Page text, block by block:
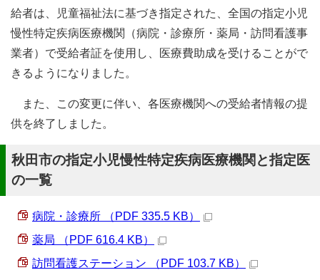
給者は、児童福祉法に基づき指定された、全国の指定小児
慢性特定疾病医療機関（病院・診療所・薬局・訪問看護事
業者）で受給者証を使用し、医療費助成を受けることがで
きるようになりました。
また、この変更に伴い、各医療機関への受給者情報の提
供を終了しました。
秋田市の指定小児慢性特定疾病医療機関と指定医
の一覧
病院・診療所 （PDF 335.5 KB）
薬局 （PDF 616.4 KB）
訪問看護ステーション （PDF 103.7 KB）